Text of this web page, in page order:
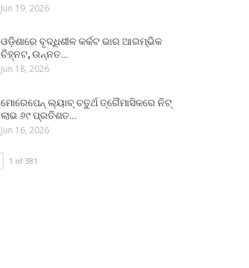
Jun 19, 2026
ଓଡ଼ିଶାରେ ବୃଦ୍ଧିଶୀଳ କର୍କଟ ଭାର ଆରମ୍ଭିକ
ଚିହ୍ନଟ, ଉନ୍ନତ…
Jun 18, 2026
ମୋରେପେନ୍ ଲ୍ୟାବ୍ ଚତୁର୍ଥ ତ୍ରୈମାସିକରେ ନିଟ୍
ଲାଭ ୬୯ ପ୍ରତିଶତ…
Jun 16, 2026
1 of 381